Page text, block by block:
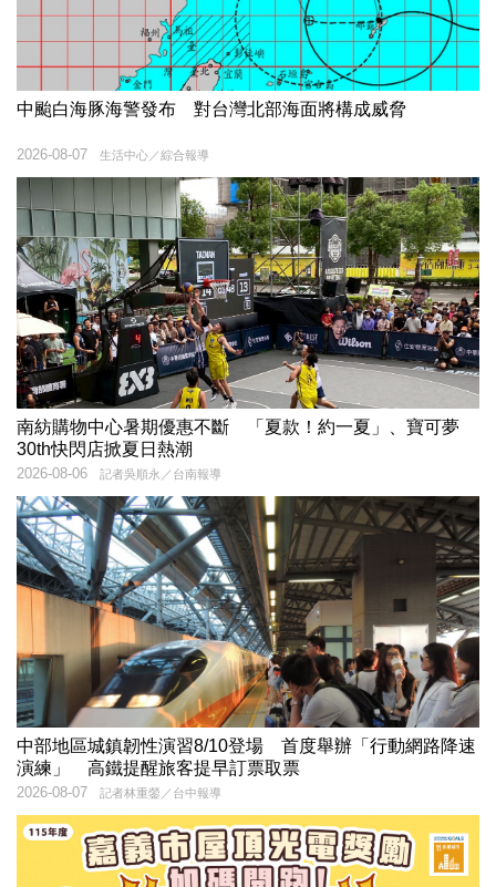
中颱白海豚海警發布 對台灣北部海面將構成威脅
生活中心／綜合報導
2026-08-07
南紡購物中心暑期優惠不斷 「夏款！約一夏」、寶可夢
30th快閃店掀夏日熱潮
記者吳順永／台南報導
2026-08-06
中部地區城鎮韌性演習8/10登場 首度舉辦「行動網路降速
演練」 高鐵提醒旅客提早訂票取票
記者林重鎣／台中報導
2026-08-07